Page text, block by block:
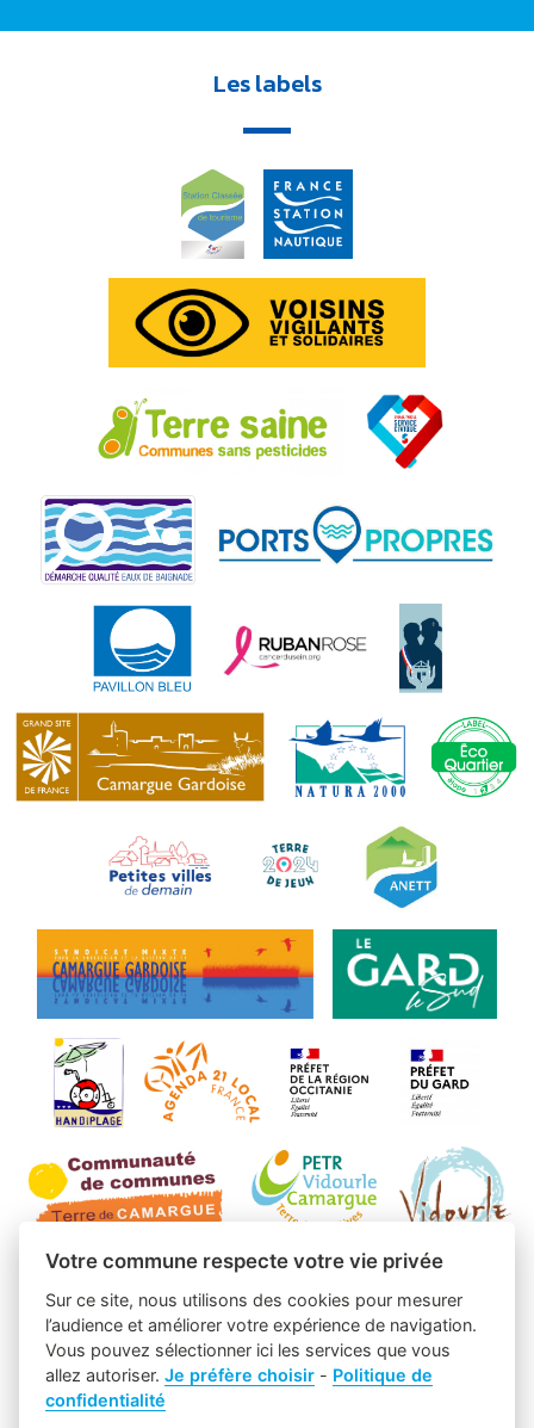
Les labels
Votre commune respecte votre vie privée
Sur ce site, nous utilisons des cookies pour mesurer
l’audience et améliorer votre expérience de navigation.
Vous pouvez sélectionner ici les services que vous
allez autoriser.Je préfère choisir - Politique de
confidentialité